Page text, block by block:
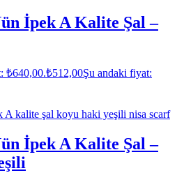
İpek A Kalite Şal –
₺640,00.₺512,00Şu andaki fiyat:
İpek A Kalite Şal –